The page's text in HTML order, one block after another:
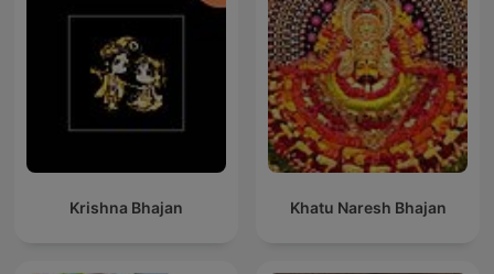
Krishna Bhajan Khatu Naresh Bhajan